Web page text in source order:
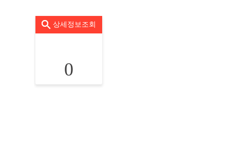
상세정보조회
0